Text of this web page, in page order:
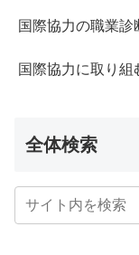
国際協力の職業診
国際協力に取り組
全体検索